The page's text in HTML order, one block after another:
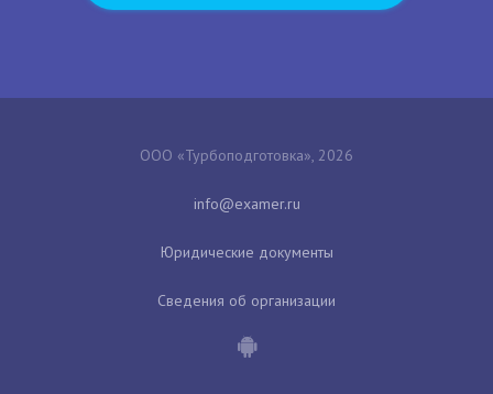
ООО «Турбоподготовка», 2026
Юридические документы
Сведения об организации